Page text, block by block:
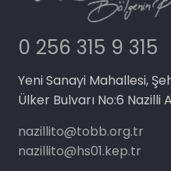
0 256 315 9 315
Yeni Sanayi Mahallesi,
Ülker Bulvarı No:6 Nazilli
nazillito@tobb.org.tr
nazillito@hs01.kep.tr